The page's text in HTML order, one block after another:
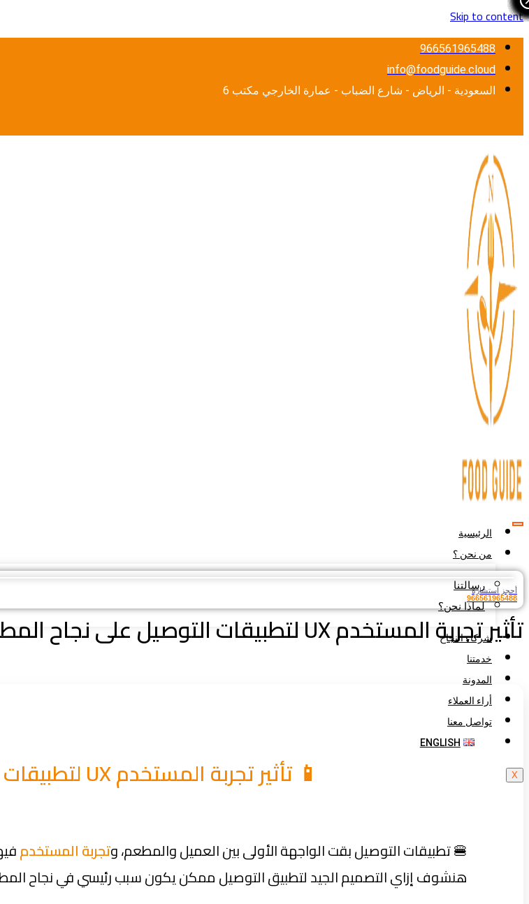
Skip to content
966561965488
info@foodguide.cloud
السعودية - الرياض - شارع الضباب - عمارة الخارجي مكتب 6
الرئيسية
من نحن ؟
رسالتنا
لماذا نحن؟
شركاء النجاح
خدمتنا
المدونة
أراء العملاء
تواصل معنا
ENGLISH
X
أحجز استشارة
966561965488
تأثير تجربة المستخدم UX لتطبيقات التوصيل على نجاح المطاعم السحابية
📱 تأثير تجربة المستخدم UX لتطبيقات التوصيل على نجاح المطاعم السحابية
🍔 تطبيقات التوصيل بقت الواجهة الأولى بين العميل والمطعم، وتجربة المستخدم
هنشوف إزاي التصميم الجيد لتطبيق التوصيل ممكن يكون سبب رئيسي في نجاح